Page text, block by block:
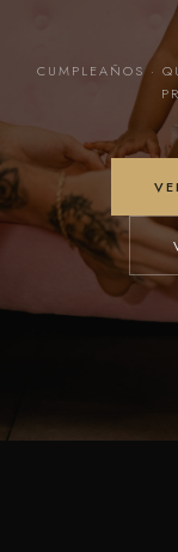
CUMPLEAÑOS ·